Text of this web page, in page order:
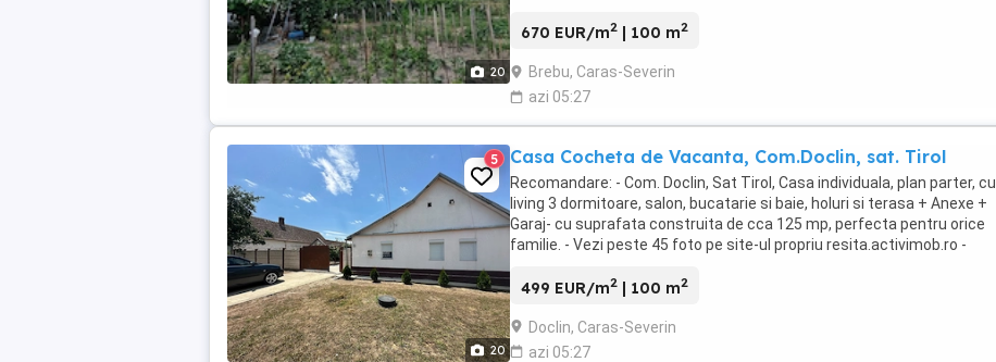
20
670 EUR/m2 | 100 m2
Brebu, Caras-Severin
azi 05:27
20
5 Casa Cocheta de Vacanta, Com.Doclin, sat. Tirol
Recomandare: - Com. Doclin, Sat Tirol, Casa individuala, plan parter, cu
living 3 dormitoare, salon, bucatarie si baie, holuri si terasa + Anexe +
Garaj- cu suprafata construita de cca 125 mp, perfecta pentru orice
familie. - Vezi peste 45 foto pe site-ul propriu resita.activimob.ro -
499 EUR/m2 | 100 m2
Doclin, Caras-Severin
azi 05:27